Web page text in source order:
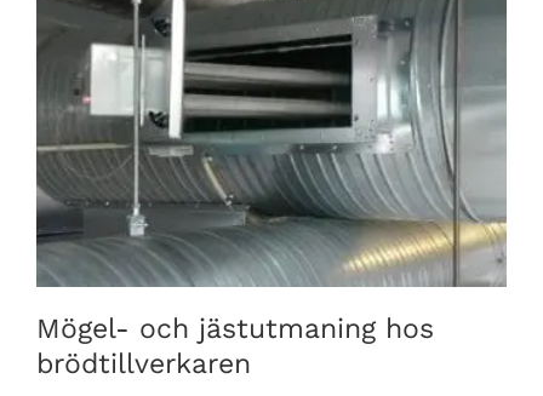
Mögel- och jästutmaning hos brödtillverkaren
Mögel- och jästutmaning hos
brödtillverkaren